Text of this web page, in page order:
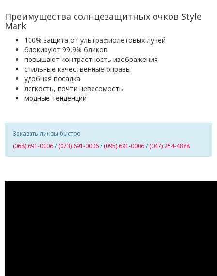
Преимущества солнцезащитных очков Style
Mark
100% защита от ультрафиолетовых лучей
блокируют 99,9% бликов
повышают контрастность изображения
стильные качественные оправы
удобная посадка
легкость, почти невесомость
модные тенденции
Заказать линзы быстро
(068) 691-0006/ (073) 691-0006/ (095) 691-0006/ (047) 254-4888